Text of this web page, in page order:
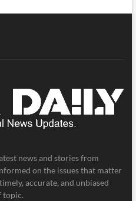
news and stories from
on the issues that matter
accurate, and unbiased
topic.